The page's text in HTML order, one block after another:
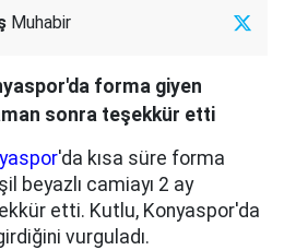
Muhabir
forma giyen
sonra teşekkür etti
'da kısa süre forma
beyazlı camiayı 2 ay
etti. Kutlu, Konyaspor'da
vurguladı.